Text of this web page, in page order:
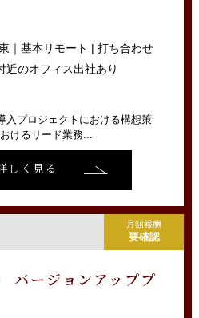
｜基本リモート | 打ち合わせ
近のオフィス出社あり
入プロジェクトにおける構想策
けるリード業務...
しく見る
月額報酬
要確認
バージョンアッププ